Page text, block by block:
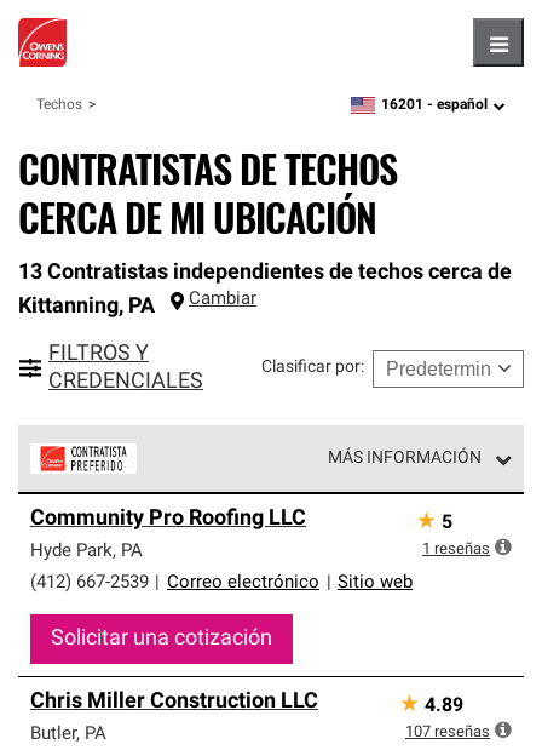
Techos zipcode, language
16201 - español
CONTRATISTAS DE TECHOS
CERCA DE MI UBICACIÓN
13 Contratistas independientes de techos cerca de
Kittanning, PA Cambiar
FILTROS Y
CREDENCIALES
Clasificar por:
MÁS INFORMACIÓN
parte de una red exclusiva de profesionales de techos
que cumplen con altos estándares y requisitos estrictos
de profesionalismo y confiabilidad.
Community Pro Roofing LLC
Hyde Park, PA
(412) 667-2539
Correo electrónico Sitio web
Solicitar una cotización
★ 5
1 reseñas
Chris Miller Construction LLC
Butler, PA
★ 4.89
107 reseñas